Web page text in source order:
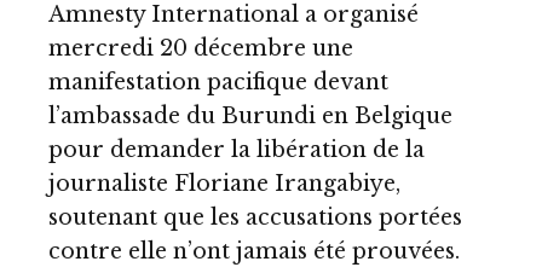
Amnesty International a organisé
mercredi 20 décembre une
manifestation pacifique devant
l’ambassade du Burundi en Belgique
pour demander la libération de la
journaliste Floriane Irangabiye,
soutenant que les accusations portées
contre elle n’ont jamais été prouvées.